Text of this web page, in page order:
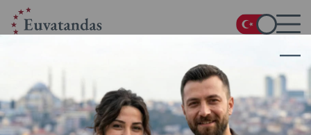
Çek Cumhuriyeti Oturum İzni:
Türler ve Koşullar